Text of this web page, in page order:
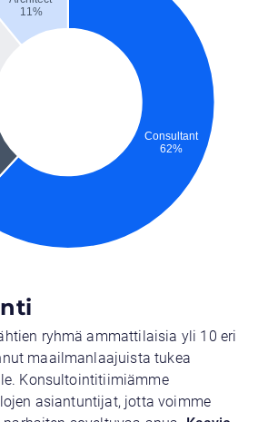
ryhmä ammattilaisia yli 10 eri
maailmanlaajuista tukea
Konsultointitiimiämme
asiantuntijat, jotta voimme